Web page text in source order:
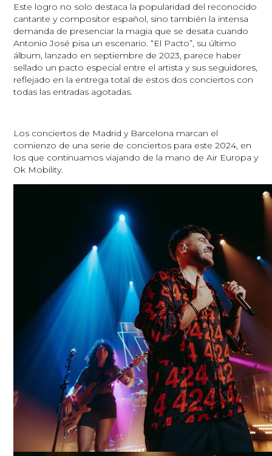
Este logro no solo destaca la popularidad del reconocido
cantante y compositor español, sino también la intensa
demanda de presenciar la magia que se desata cuando
Antonio José pisa un escenario. “El Pacto”, su último
álbum, lanzado en septiembre de 2023, parece haber
sellado un pacto especial entre el artista y sus seguidores,
reflejado en la entrega total de estos dos conciertos con
todas las entradas agotadas.
Los conciertos de Madrid y Barcelona marcan el
comienzo de una serie de conciertos para este 2024, en
los que continuamos viajando de la mano de Air Europa y
Ok Mobility.